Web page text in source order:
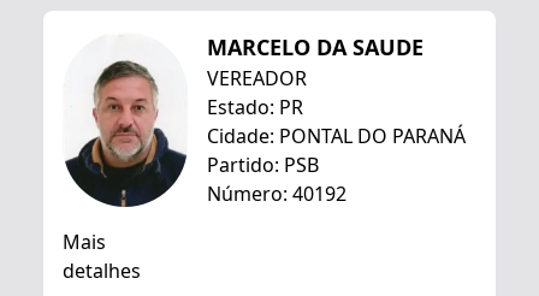
MARCELO DA SAUDE
VEREADOR
Estado: PR
Cidade: PONTAL DO PARANÁ
Partido: PSB
Número: 40192
Mais
detalhes